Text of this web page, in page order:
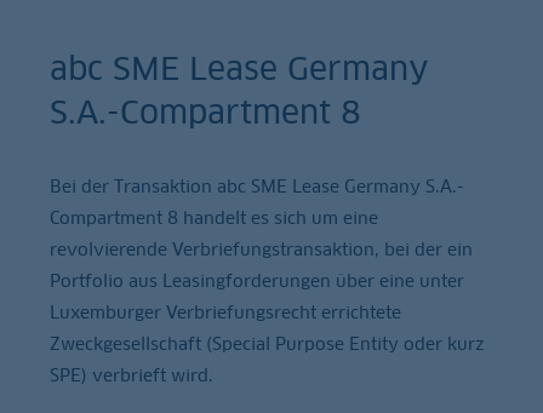
abc SME Lease Germany
S.A.-Compartment 8
Bei der Transaktion abc SME Lease Germany S.A.-
Compartment 8 handelt es sich um eine
revolvierende Verbriefungstransaktion, bei der ein
Portfolio aus Leasingforderungen über eine unter
Luxemburger Verbriefungsrecht errichtete
Zweckgesellschaft (Special Purpose Entity oder kurz
SPE) verbrieft wird.